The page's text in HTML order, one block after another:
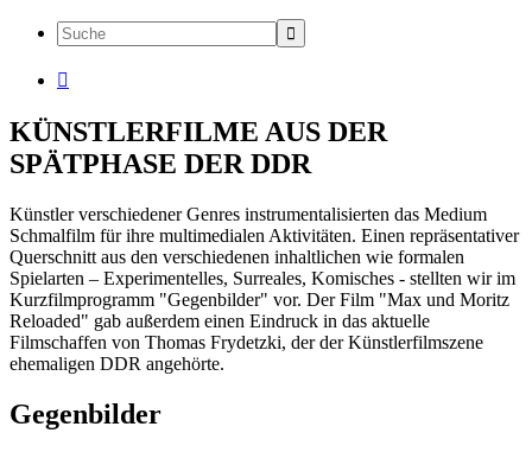

KÜNSTLERFILME AUS DER
SPÄTPHASE DER DDR
Künstler verschiedener Genres instrumentalisierten das Medium
Schmalfilm für ihre multimedialen Aktivitäten. Einen repräsentativer
Querschnitt aus den verschiedenen inhaltlichen wie formalen
Spielarten – Experimentelles, Surreales, Komisches - stellten wir im
Kurzfilmprogramm "Gegenbilder" vor. Der Film "Max und Moritz
Reloaded" gab außerdem einen Eindruck in das aktuelle
Filmschaffen von Thomas Frydetzki, der der Künstlerfilmszene
ehemaligen DDR angehörte.
Gegenbilder